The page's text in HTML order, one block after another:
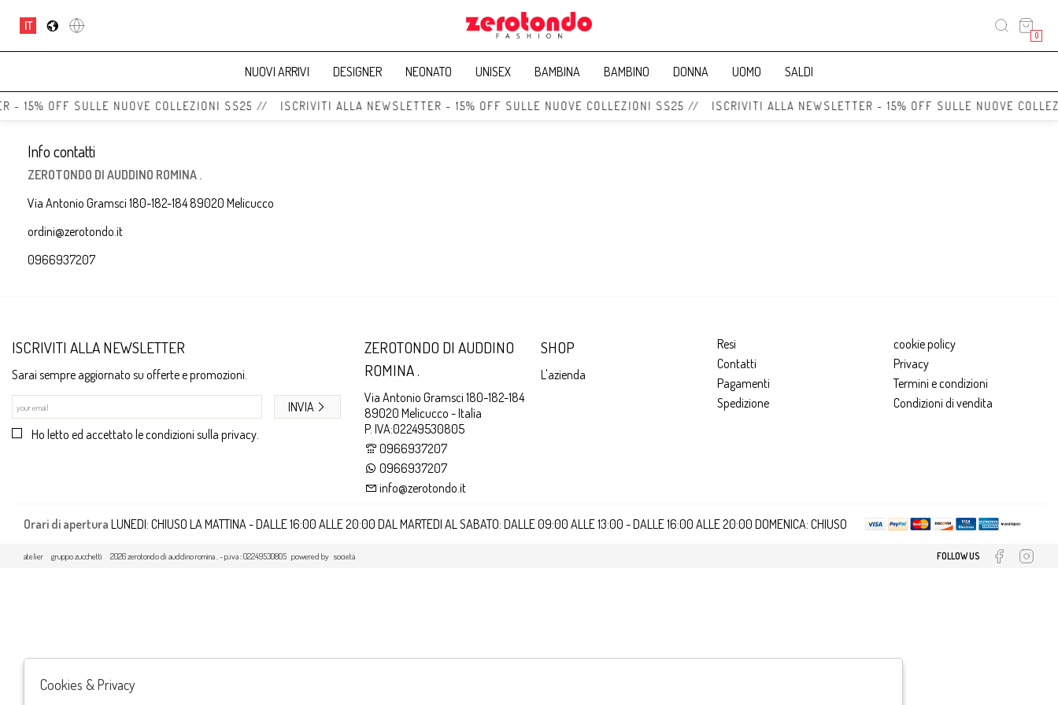
IT
0
NUOVI ARRIVI DESIGNER NEONATO UNISEX BAMBINA BAMBINO DONNA UOMO SALDI
- 15% OFF SULLE NUOVE COLLEZIONI SS25 // ISCRIVITI ALLA NEWSLETTER - 15% OFF SULLE NUOVE COLLEZIONI SS25 // ISCRIVITI ALLA NEWSLETTER - 15% OFF SULLE NUOVE
Info contatti
ZEROTONDO DI AUDDINO ROMINA .
Via Antonio Gramsci 180-182-184 89020 Melicucco
ordini@zerotondo.it
0966937207
ISCRIVITI ALLA NEWSLETTER
Sarai sempre aggiornato su offerte e promozioni.
Ho letto ed accettato le condizioni sulla privacy.
INVIA
ZEROTONDO DI AUDDINO
ROMINA .
Via Antonio Gramsci 180-182-184
89020 Melicucco - Italia
P. IVA:02249530805
0966937207
0966937207
info@zerotondo.it
SHOP
L'azienda
Resi
Contatti
Pagamenti
Spedizione
cookie policy
Privacy
Termini e condizioni
Condizioni di vendita
Orari di apertura LUNEDI: CHIUSO LA MATTINA - DALLE 16:00 ALLE 20:00 DAL MARTEDI AL SABATO: DALLE 09:00 ALLE 13:00 - DALLE 16:00 ALLE 20:00 DOMENICA: CHIUSO
2026 zerotondo di auddino romina . - p.iva : 02249530805 powered by
atelier società
gruppo zucchetti FOLLOW US
Cookies & Privacy